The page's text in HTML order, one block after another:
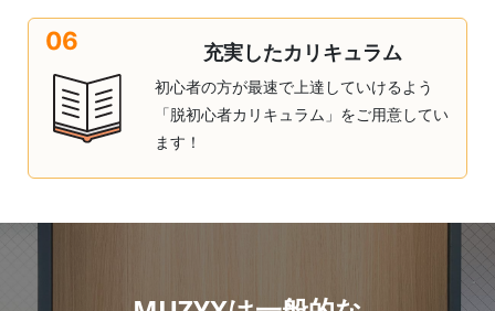
06 充実したカリキュラム
初心者の方が最速で上達していけるよう
「脱初心者カリキュラム」をご用意してい
ます！